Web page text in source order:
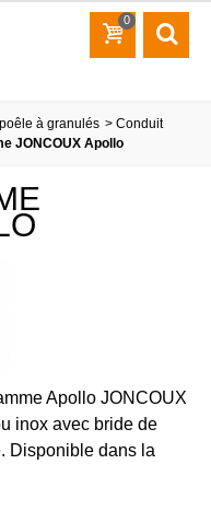
0
à granulés > Conduit
JONCOUX Apollo
Apollo JONCOUX
inox avec bride de
Disponible dans la